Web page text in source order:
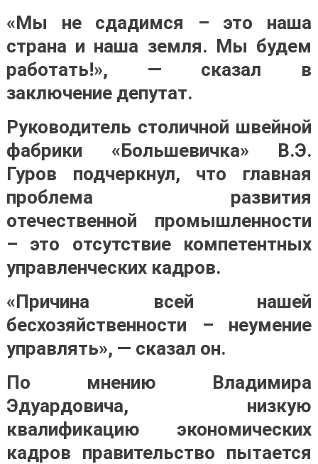
«Мы не сдадимся – это наша
страна и наша земля. Мы будем
работать!», — сказал в
заключение депутат.
Руководитель столичной швейной
фабрики «Большевичка» В.Э.
Гуров подчеркнул, что главная
проблема развития
отечественной промышленности
– это отсутствие компетентных
управленческих кадров.
«Причина всей нашей
бесхозяйственности – неумение
управлять», — сказал он.
По мнению Владимира
Эдуардовича, низкую
квалификацию экономических
кадров правительство пытается